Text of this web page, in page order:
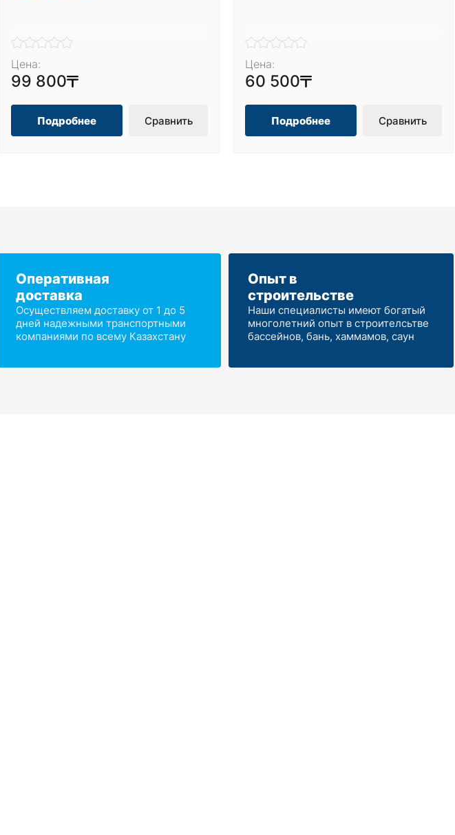
Цена:
99 800
Подробнее Сравнить
Цена:
60 500
Подробнее Сравнить
Оперативная
доставка
Осуществляем доставку от 1 до 5
дней надежными транспортными
компаниями по всему Казахстану
Опыт в
строительстве
Наши специалисты имеют богатый
многолетний опыт в строителсьтве
бассейнов, бань, хаммамов, саун